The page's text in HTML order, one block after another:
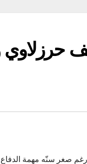
حرزلاوي
صغر سنّه مهمة